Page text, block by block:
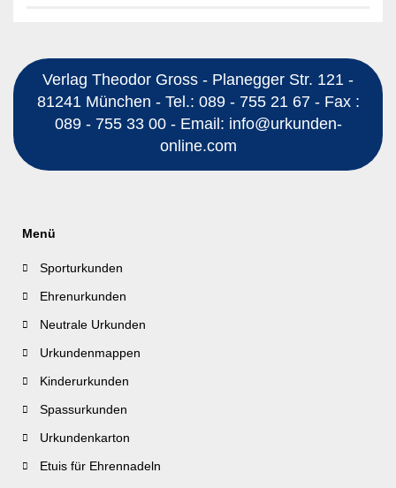
Verlag Theodor Gross - Planegger Str. 121 -
81241 München - Tel.: 089 - 755 21 67 - Fax :
089 - 755 33 00 - Email: info@urkunden-
online.com
Menü
Sporturkunden
Ehrenurkunden
Neutrale Urkunden
Urkundenmappen
Kinderurkunden
Spassurkunden
Urkundenkarton
Etuis für Ehrennadeln